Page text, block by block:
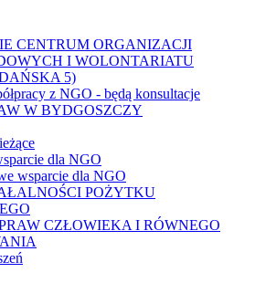
CENTRUM ORGANIZACJI
I WOLONTARIATU
5)
z NGO - będą konsultacje
W BYDGOSZCZY
dla NGO
wsparcie dla NGO
POŻYTKU
CZŁOWIEKA I RÓWNEGO